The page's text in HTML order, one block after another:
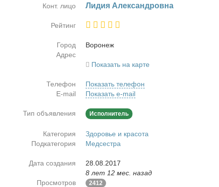
Конт. лицо Ли­дия Алек­сан­дров­на
Рейтинг
Город
Во­ро­неж
Адрес
Показать на карте
Телефон
Показать телефон
E-mail
Показать e-mail
Тип объявления Исполнитель
Категория
Здоровье и красота
Подкатегория
Медсестра
Дата создания
28.08.2017
8 лет 12 мес. назад
Просмотров
2412